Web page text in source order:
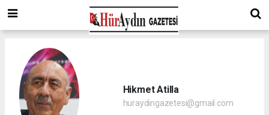
Hikmet Atilla
huraydingazetesi@gmail.com